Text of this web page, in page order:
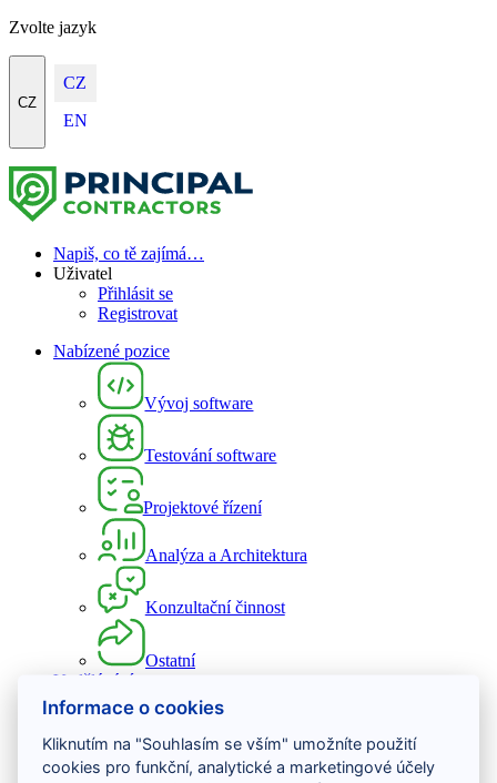
Zvolte jazyk
CZ
CZ
EN
Napiš, co tě zajímá…
Uživatel
Přihlásit se
Registrovat
Nabízené pozice
Vývoj software
Testování software
Projektové řízení
Analýza a Architektura
Konzultační činnost
Ostatní
Vzdělávání
Vývoj software
Informace o cookies
Kliknutím na "Souhlasím se vším" umožníte použití
cookies pro funkční, analytické a marketingové účely